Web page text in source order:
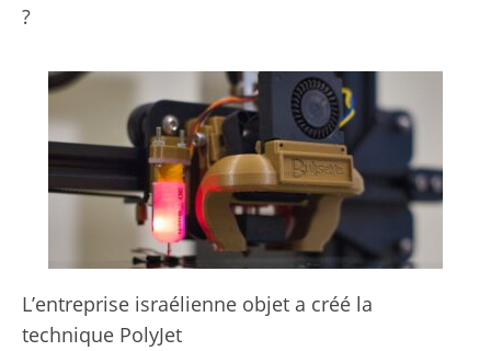
?
L’entreprise israélienne objet a créé la
technique PolyJet